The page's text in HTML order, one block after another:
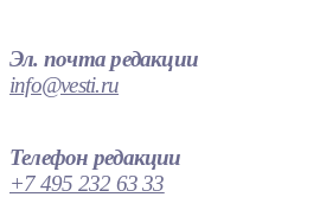
Эл. почта редакции
info@vesti.ru
Телефон редакции
+7 495 232 63 33